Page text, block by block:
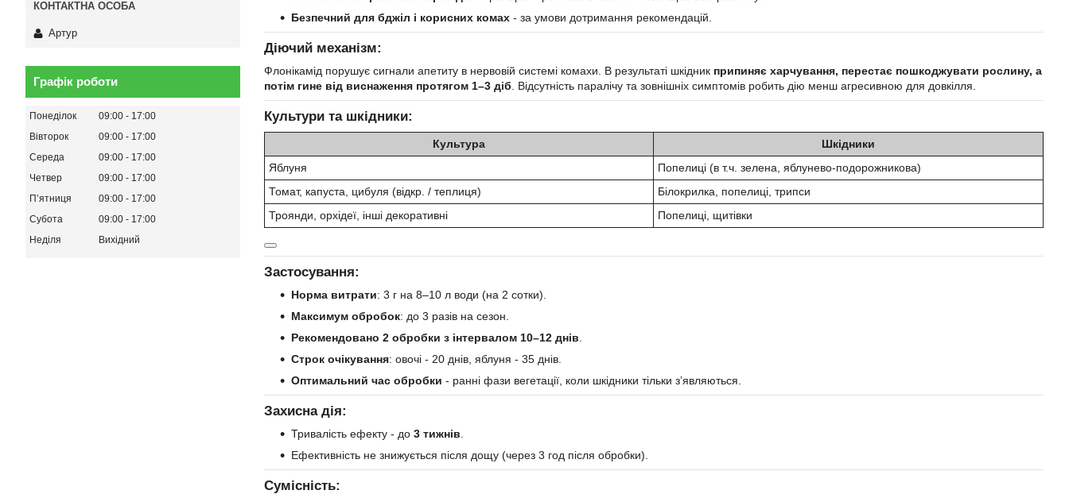
Безпечний для бджіл і корисних комах - за умови дотримання рекомендацій.
Діючий механізм:
Флонікамід порушує сигнали апетиту в нервовій системі комахи. В результаті шкідник припиняє харчування, перестає пошкоджувати рослину, а
потім гине від виснаження протягом 1–3 діб . Відсутність паралічу та зовнішніх симптомів робить дію менш агресивною для довкілля.
Культури та шкідники:
Культура
Шкідники
Яблуня
Попелиці (в т.ч. зелена, яблунево-подорожникова)
Томат, капуста, цибуля (відкр. / теплиця)
Білокрилка, попелиці, трипси
Троянди, орхідеї, інші декоративні
Попелиці, щитівки
Застосування:
Норма витрати: 3 г на 8–10 л води (на 2 сотки).
Максимум обробок: до 3 разів на сезон.
Рекомендовано 2 обробки з інтервалом 10–12 днів
Строк очікування: овочі - 20 днів, яблуня - 35 днів.
Оптимальний час обробки - ранні фази вегетації, коли шкідники тільки зʼявляються.
Захисна дія:
Тривалість ефекту - до 3 тижнів
Ефективність не знижується після дощу (через 3 год після обробки).
Сумісність:
Артур
Графік роботи
Понеділок 09:00
17:00
Вівторок
09:00
17:00
Середа
09:00
17:00
Четвер
09:00
17:00
Пʼятниця
09:00
17:00
Субота
09:00
17:00
Неділя
Вихідний